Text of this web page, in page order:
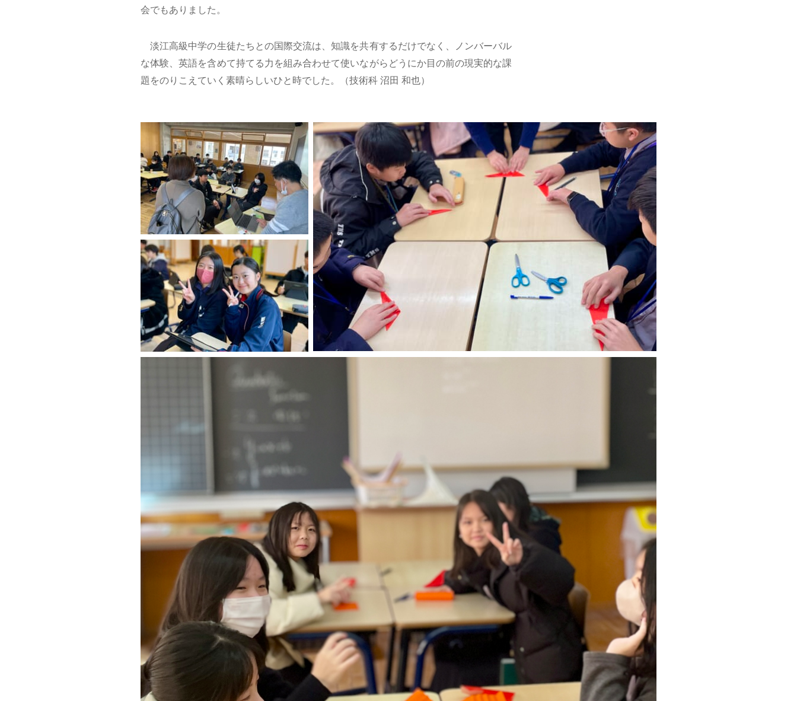
会でもありました。
淡江高級中学の生徒たちとの国際交流は、知識を共有するだけでなく、ノンバーバル
な体験、英語を含めて持てる力を組み合わせて使いながらどうにか目の前の現実的な課
題をのりこえていく素晴らしいひと時でした。（技術科 沼田 和也）